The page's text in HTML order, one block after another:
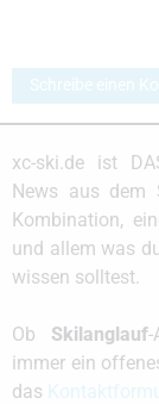
Schreibe einen
xc-ski.de ist
News aus dem
Kombination,
und allem was
wissen solltest.
Ob Skilanglauf
immer ein
das